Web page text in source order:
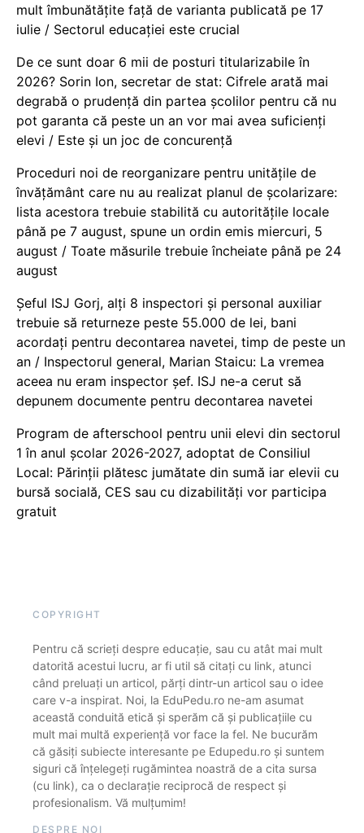
mult îmbunătățite față de varianta publicată pe 17
iulie / Sectorul educației este crucial
De ce sunt doar 6 mii de posturi titularizabile în
2026? Sorin Ion, secretar de stat: Cifrele arată mai
degrabă o prudență din partea școlilor pentru că nu
pot garanta că peste un an vor mai avea suficienți
elevi / Este și un joc de concurență
Proceduri noi de reorganizare pentru unitățile de
învățământ care nu au realizat planul de școlarizare:
lista acestora trebuie stabilită cu autoritățile locale
până pe 7 august, spune un ordin emis miercuri, 5
august / Toate măsurile trebuie încheiate până pe 24
august
Șeful ISJ Gorj, alți 8 inspectori și personal auxiliar
trebuie să returneze peste 55.000 de lei, bani
acordați pentru decontarea navetei, timp de peste un
an / Inspectorul general, Marian Staicu: La vremea
aceea nu eram inspector șef. ISJ ne-a cerut să
depunem documente pentru decontarea navetei
Program de afterschool pentru unii elevi din sectorul
1 în anul școlar 2026-2027, adoptat de Consiliul
Local: Părinții plătesc jumătate din sumă iar elevii cu
bursă socială, CES sau cu dizabilităţi vor participa
gratuit
COPYRIGHT
Pentru că scrieți despre educație, sau cu atât mai mult
datorită acestui lucru, ar fi util să citați cu link, atunci
când preluați un articol, părți dintr-un articol sau o idee
care v-a inspirat. Noi, la EduPedu.ro ne-am asumat
această conduită etică și sperăm că și publicațiile cu
mult mai multă experiență vor face la fel. Ne bucurăm
că găsiți subiecte interesante pe Edupedu.ro și suntem
siguri că înțelegeți rugămintea noastră de a cita sursa
(cu link), ca o declarație reciprocă de respect și
profesionalism. Vă mulțumim!
DESPRE NOI